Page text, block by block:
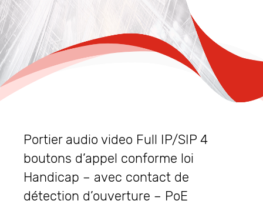
Portier audio video Full IP/SIP 4
boutons d’appel conforme loi
Handicap – avec contact de
détection d’ouverture – PoE